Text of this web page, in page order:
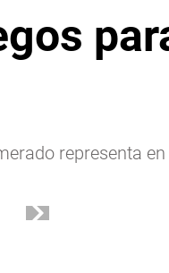
representa